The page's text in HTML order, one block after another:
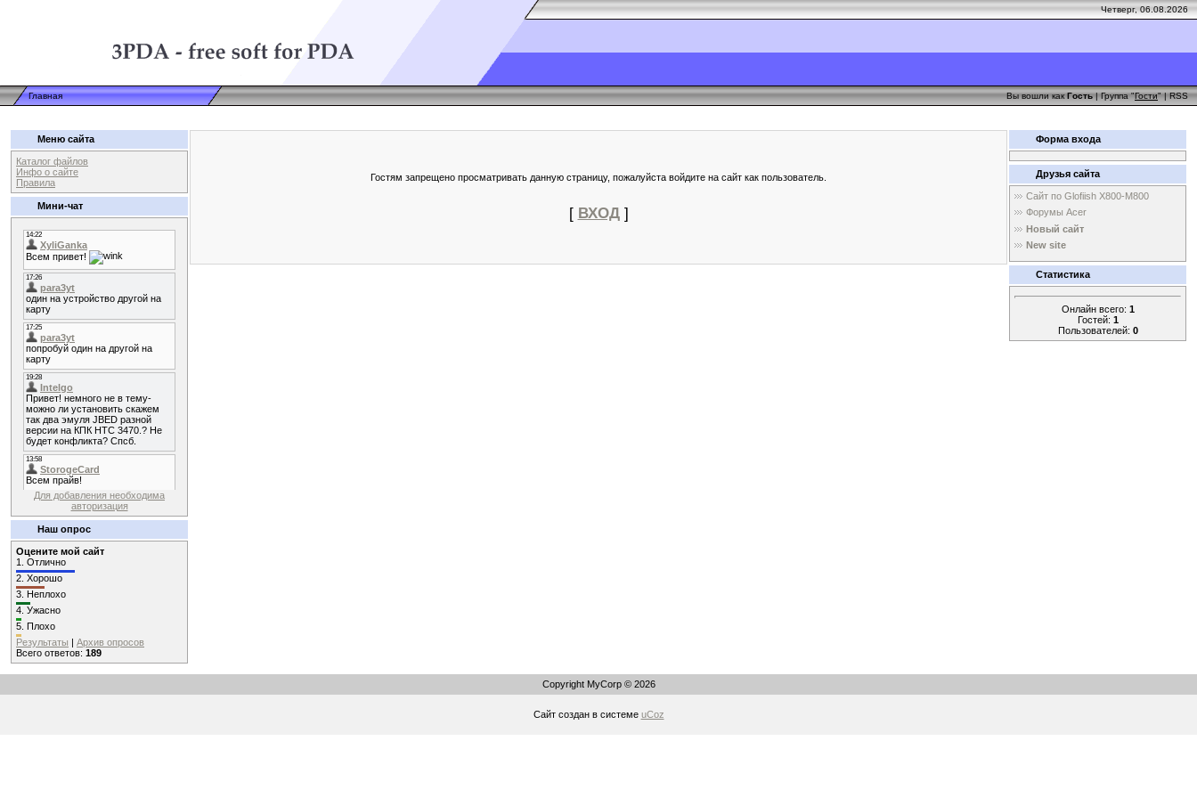
Четверг, 06.08.2026
Главная Вы вошли какГость| Группа "Гости" |RSS
Меню сайта
Каталог файлов
Инфо о сайте
Правила
Мини-чат
Для добавления необходима
авторизация
Наш опрос
Оцените мой сайт
1. Отлично
2. Хорошо
3. Неплохо
4. Ужасно
5. Плохо
Результаты | Архив опросов
Всего ответов: 189
Гостям запрещено просматривать данную страницу, пожалуйста войдите на сайт как пользователь.
[ ВХОД]
Форма входа
Друзья сайта
Сайт по Glofiish X800-M800
Форумы Acer
Новый сайт
New site
Статистика
Онлайн всего: 1
Гостей: 1
Пользователей: 0
Copyright MyCorp © 2026
Сайт создан в системе uCoz